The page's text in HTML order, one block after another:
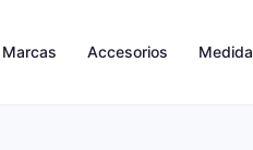
Marcas Accesorios